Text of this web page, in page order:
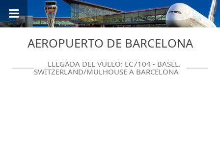
AEROPUERTO DE BARCELONA
LLEGADA DEL VUELO: EC7104 - BASEL,
SWITZERLAND/MULHOUSE A BARCELONA